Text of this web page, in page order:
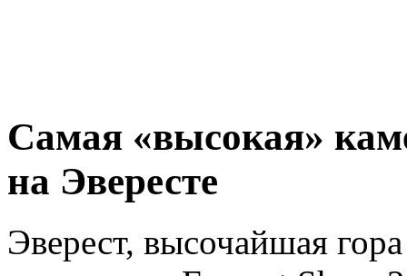
Самая «высокая»
на Эвересте
Эверест, высочайшая